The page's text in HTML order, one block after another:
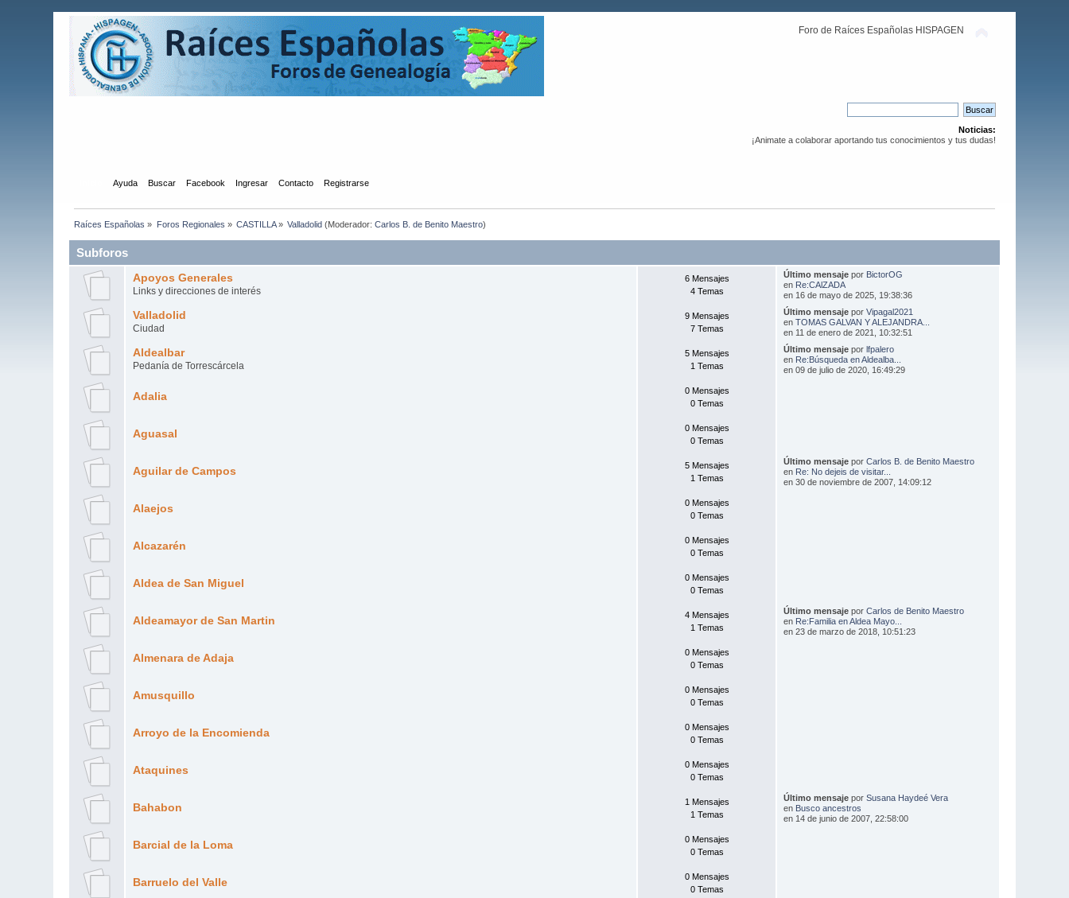
Foro de Raíces Españolas HISPAGEN
Noticias:
¡Animate a colaborar aportando tus conocimientos y tus dudas!
Ayuda Buscar Facebook Ingresar Contacto Registrarse
Raíces Españolas » Foros Regionales » CASTILLA» Valladolid (Moderador:Carlos B. de Benito Maestro)
Subforos
Apoyos Generales
Links y direcciones de interés
6 Mensajes
4 Temas
Último mensajepor BictorOG
en Re:CAlZADA
en 16 de mayo de 2025, 19:38:36
Valladolid
Ciudad
9 Mensajes
7 Temas
Último mensajepor Vipagal2021
en TOMAS GALVAN Y ALEJANDRA...
en 11 de enero de 2021, 10:32:51
Aldealbar
Pedanía de Torrescárcela
5 Mensajes
1 Temas
Último mensajepor lfpalero
en Re:Búsqueda en Aldealba...
en 09 de julio de 2020, 16:49:29
Adalia
0 Mensajes
0 Temas
Aguasal
0 Mensajes
0 Temas
Aguilar de Campos
5 Mensajes
1 Temas
Último mensajepor Carlos B. de Benito Maestro
en Re: No dejeis de visitar...
en 30 de noviembre de 2007, 14:09:12
Alaejos
0 Mensajes
0 Temas
Alcazarén
0 Mensajes
0 Temas
Aldea de San Miguel
0 Mensajes
0 Temas
Aldeamayor de San Martin
4 Mensajes
1 Temas
Último mensajepor Carlos de Benito Maestro
en Re:Familia en Aldea Mayo...
en 23 de marzo de 2018, 10:51:23
Almenara de Adaja
0 Mensajes
0 Temas
Amusquillo
0 Mensajes
0 Temas
Arroyo de la Encomienda
0 Mensajes
0 Temas
Ataquines
0 Mensajes
0 Temas
Bahabon
1 Mensajes
1 Temas
Último mensajepor Susana Haydeé Vera
en Busco ancestros
en 14 de junio de 2007, 22:58:00
Barcial de la Loma
0 Mensajes
0 Temas
Barruelo del Valle
0 Mensajes
0 Temas